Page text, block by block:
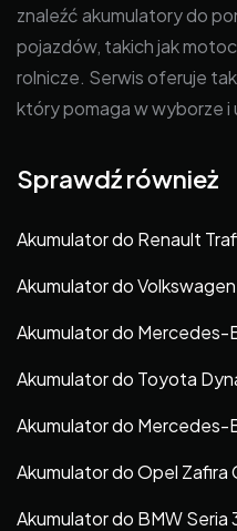
znaleźć akumulatory do
pojazdów, takich jak
rolnicze. Serwis oferuje
który pomaga w wyborze
Sprawdź również
Akumulator do Renault
Akumulator do
Akumulator do Mercedes-
Akumulator do Toyota
Akumulator do Mercedes-
Akumulator do Opel Zafira
Akumulator do BMW Seria